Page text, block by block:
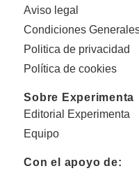
Aviso legal
Condiciones
Politica de privacidad
Política de cookies
Sobre Experimenta
Editorial Experimenta
Equipo
Con el apoyo de: